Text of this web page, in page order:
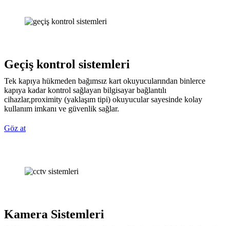
Geçiş kontrol sistemleri
Tek kapıya hükmeden bağımsız kart okuyucularından binlerce
kapıya kadar kontrol sağlayan bilgisayar bağlantılı
cihazlar,proximity (yaklaşım tipi) okuyucular sayesinde kolay
kullanım imkanı ve güvenlik sağlar.
Göz at
Kamera Sistemleri